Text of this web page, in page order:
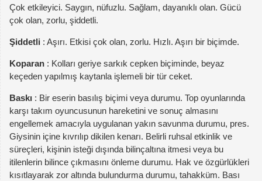
Çok etkileyici. Saygın, nüfuzlu. Sağlam, dayanıklı olan. Gücü
çok olan, zorlu, şiddetli.
Şiddetli : Aşırı. Etkisi çok olan, zorlu. Hızlı. Aşırı bir biçimde.
Koparan : Kolları geriye sarkık cepken biçiminde, beyaz
keçeden yapılmış kaytanla işlemeli bir tür ceket.
Baskı : Bir eserin basılış biçimi veya durumu. Top oyunlarında
karşı takım oyuncusunun hareketini ve sonuç almasını
engellemek amacıyla uygulanan yakın savunma durumu, pres.
Giysinin içine kıvrılıp dikilen kenarı. Belirli ruhsal etkinlik ve
süreçleri, kişinin isteği dışında bilinçaltına itmesi veya bu
itilenlerin bilince çıkmasını önleme durumu. Hak ve özgürlükleri
kısıtlayarak zor altında bulundurma durumu, tahakküm. Bası